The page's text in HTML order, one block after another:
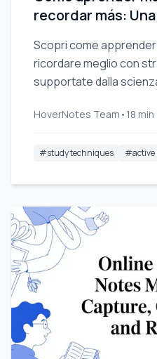
recordar más:
Scopri come
ricordare meglio con
supportate dalla
HoverNotes Team • 18
#study techniques #active